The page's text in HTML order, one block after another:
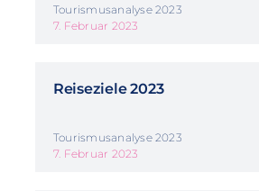
Tourismusanalyse 2023
7. Februar 2023
Reiseziele 2023
Tourismusanalyse 2023
7. Februar 2023